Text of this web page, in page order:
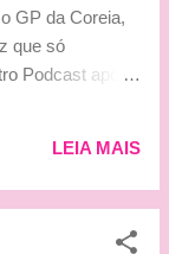
GP da Coreia,
que só
Podcast após
Alonso?
Jenson???
com
LEIA MAIS